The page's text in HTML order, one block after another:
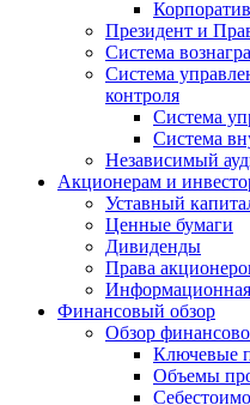
Президент и
Система
Система
контроля
Система
Система
Независимый
Акционерам и
Уставный
Ценные бумаги
Дивиденды
Права
Финансовый обзор
Обзор
Ключевые
Объемы